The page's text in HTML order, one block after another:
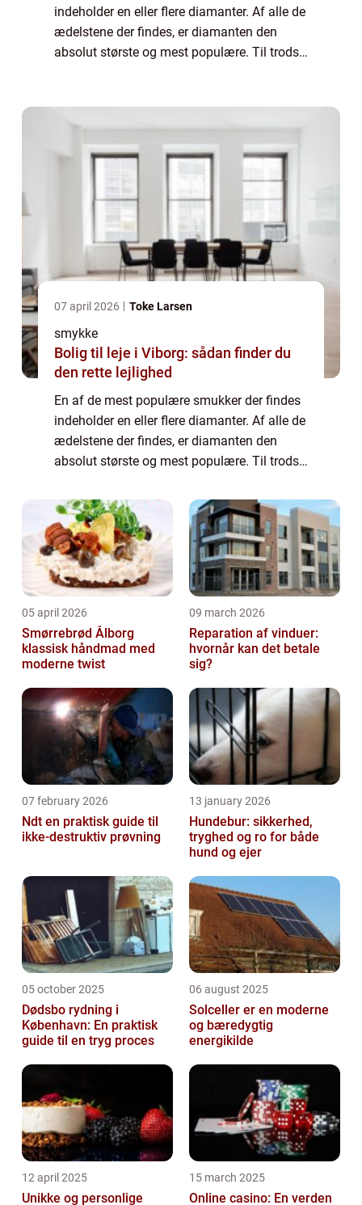
indeholder en eller flere diamanter. Af alle de
ædelstene der findes, er diamanten den
absolut største og mest populære. Til trods
07 april 2026 Toke Larsen
smykke
Bolig til leje i Viborg: sådan finder du
den rette lejlighed
En af de mest populære smukker der findes
indeholder en eller flere diamanter. Af alle de
ædelstene der findes, er diamanten den
absolut største og mest populære. Til trods
sj&aeli...
05 april 2026
Smørrebrød Ålborg
klassisk håndmad med
moderne twist
09 march 2026
Reparation af vinduer:
hvornår kan det betale
sig?
07 february 2026
Ndt en praktisk guide til
ikke-destruktiv prøvning
13 january 2026
Hundebur: sikkerhed,
tryghed og ro for både
hund og ejer
05 october 2025
Dødsbo rydning i
København: En praktisk
guide til en tryg proces
06 august 2025
Solceller er en moderne
og bæredygtig
energikilde
12 april 2025
Unikke og personlige
15 march 2025
Online casino: En verden